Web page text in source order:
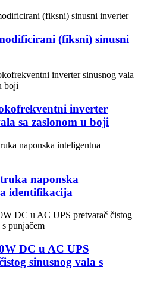
(fiksni) sinusni
inverter
sa zaslonom u boji
naponska
identifikacija
DC u AC UPS
sinusnog vala s